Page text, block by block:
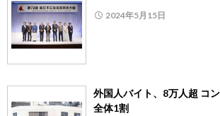
2024年5月15日
外国人バイト、8万人超 コン
全体1割